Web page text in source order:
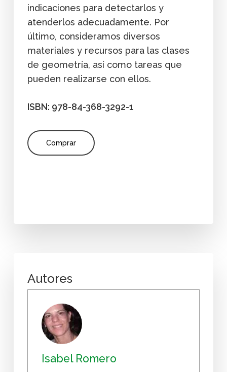
indicaciones para detectarlos y
atenderlos adecuadamente. Por
último, consideramos diversos
materiales y recursos para las clases
de geometría, así como tareas que
pueden realizarse con ellos.
ISBN: 978-84-368-3292-1
Comprar
Autores
Isabel Romero